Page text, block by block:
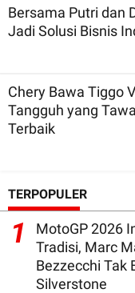
Bersama Putri dan
Jadi Solusi Bisnis
Chery Bawa Tiggo
Tangguh yang
Terbaik
TERPOPULER
1
MotoGP 2026
Tradisi, Marc
Bezzecchi Tak
Silverstone